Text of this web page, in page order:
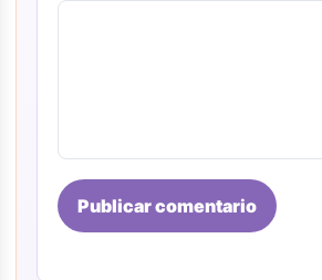
Publicar comentario